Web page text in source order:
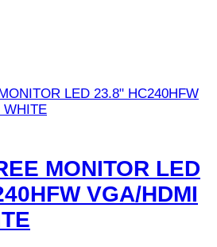
MONITOR LED
VGA/HDMI